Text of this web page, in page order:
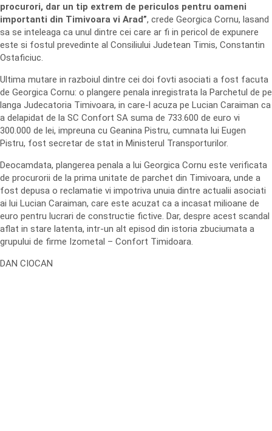
procurori, dar un tip extrem de periculos pentru oameni
importanti din Timivoara vi Arad”, crede Georgica Cornu, lasand
sa se inteleaga ca unul dintre cei care ar fi in pericol de expunere
este si fostul prevedinte al Consiliului Judetean Timis, Constantin
Ostaficiuc.
Ultima mutare in razboiul dintre cei doi fovti asociati a fost facuta
de Georgica Cornu: o plangere penala inregistrata la Parchetul de pe
langa Judecatoria Timivoara, in care-l acuza pe Lucian Caraiman ca
a delapidat de la SC Confort SA suma de 733.600 de euro vi
300.000 de lei, impreuna cu Geanina Pistru, cumnata lui Eugen
Pistru, fost secretar de stat in Ministerul Transporturilor.
Deocamdata, plangerea penala a lui Georgica Cornu este verificata
de procurorii de la prima unitate de parchet din Timivoara, unde a
fost depusa o reclamatie vi impotriva unuia dintre actualii asociati
ai lui Lucian Caraiman, care este acuzat ca a incasat milioane de
euro pentru lucrari de constructie fictive. Dar, despre acest scandal
aflat in stare latenta, intr-un alt episod din istoria zbuciumata a
grupului de firme Izometal – Confort Timidoara.
DAN CIOCAN